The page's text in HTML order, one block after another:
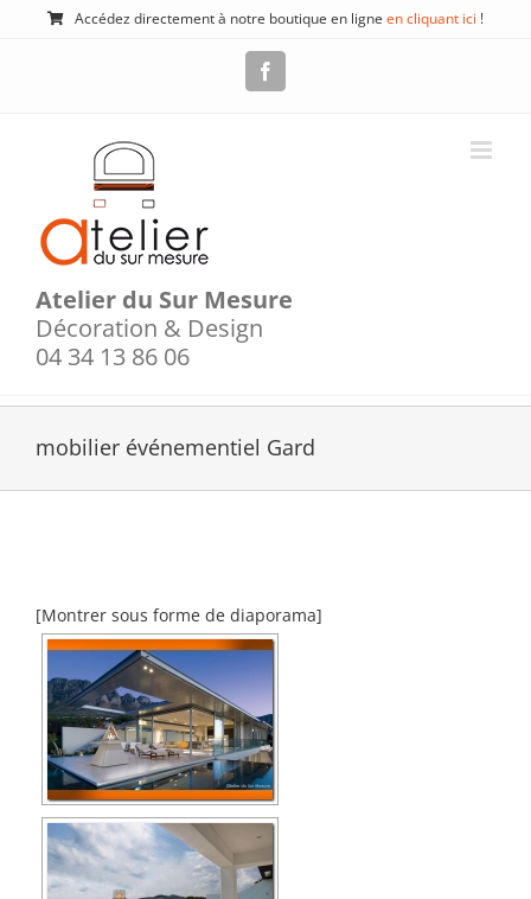
Passer
Accédez directement à notre boutique en ligne en cliquant ici !
Atelier du Sur Mesure
Décoration & Design
04 34 13 86 06
mobilier événementiel Gard
[Montrer sous forme de diaporama]